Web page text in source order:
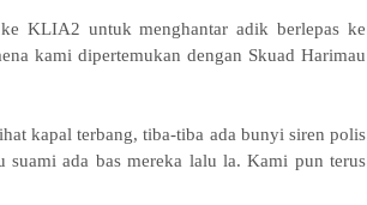
KLIA2 untuk menghantar adik berlepas ke
kami dipertemukan dengan Skuad Harimau
kapal terbang, tiba-tiba ada bunyi siren polis
ada bas mereka lalu la. Kami pun terus